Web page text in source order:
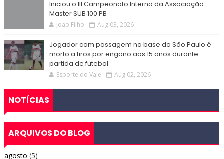
Iniciou o III Campeonato Interno da Associação
Master SUB 100 PB
Joao Filho Aug 03, 2026
Jogador com passagem na base do São Paulo é
morto a tiros por engano aos 15 anos durante
partida de futebol
Esporte do Vale Aug 02, 2026
NOTÍCIAS
ARQUIVOS DO BLOG
agosto (5)